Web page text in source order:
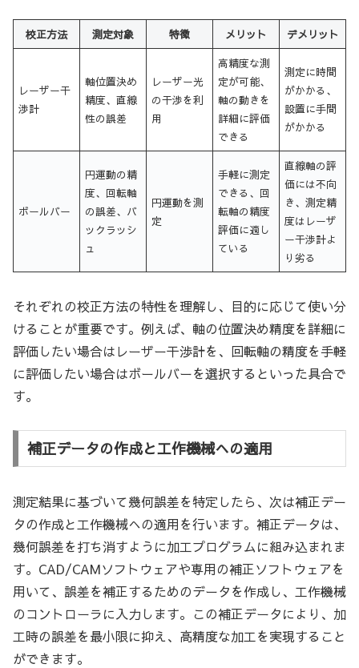
校正方法 測定対象 特徴 メリット デメリット
レーザー干
渉計
軸位置決め
精度、直線
性の誤差
レーザー光
の干渉を利
用
高精度な測
定が可能、
軸の動きを
詳細に評価
できる
測定に時間
がかかる、
設置に手間
がかかる
ボールバー
円運動の精
度、回転軸
の誤差、バ
ックラッシ
ュ
円運動を測
定
手軽に測定
できる、回
転軸の精度
評価に適し
ている
直線軸の評
価には不向
き、測定精
度はレーザ
ー干渉計よ
り劣る
それぞれの校正方法の特性を理解し、目的に応じて使い分
けることが重要です。例えば、軸の位置決め精度を詳細に
評価したい場合はレーザー干渉計を、回転軸の精度を手軽
に評価したい場合はボールバーを選択するといった具合で
す。
補正データの作成と工作機械への適用
測定結果に基づいて幾何誤差を特定したら、次は補正デー
タの作成と工作機械への適用を行います。補正データは、
幾何誤差を打ち消すように加工プログラムに組み込まれま
す。CAD/CAMソフトウェアや専用の補正ソフトウェアを
用いて、誤差を補正するためのデータを作成し、工作機械
のコントローラに入力します。この補正データにより、加
工時の誤差を最小限に抑え、高精度な加工を実現すること
ができます。